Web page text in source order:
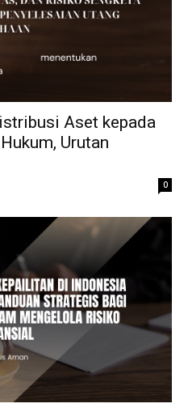
Aset kepada
Urutan
0